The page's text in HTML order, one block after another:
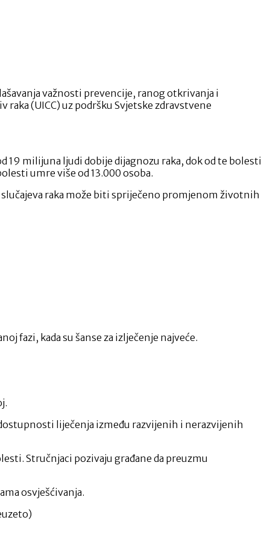
važnosti prevencije, ranog otkrivanja i
(UICC) uz podršku Svjetske zdravstvene
19 milijuna ljudi dobije dijagnozu raka, dok od te bolesti
umre više od 13.000 osoba.
slučajeva raka može biti spriječeno promjenom životnih
fazi, kada su šanse za izlječenje najveće.
liječenja između razvijenih i nerazvijenih
Stručnjaci pozivaju građane da preuzmu
osvješćivanja.